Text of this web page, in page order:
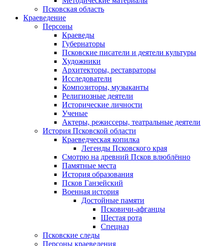
Псковская область
Краеведение
Персоны
Краеведы
Губернаторы
Псковские писатели и деятели культуры
Художники
Архитекторы, реставраторы
Исследователи
Композиторы, музыканты
Религиозные деятели
Исторические личности
Ученые
Актеры, режиссеры, театральные деятели
История Псковской области
Краеведческая копилка
Легенды Псковского края
Смотрю на древний Псков влюблённо
Памятные места
История образования
Псков Ганзейский
Военная история
Достойные памяти
Псковичи-афганцы
Шестая рота
Спецназ
Псковские следы
Персоны краеведения